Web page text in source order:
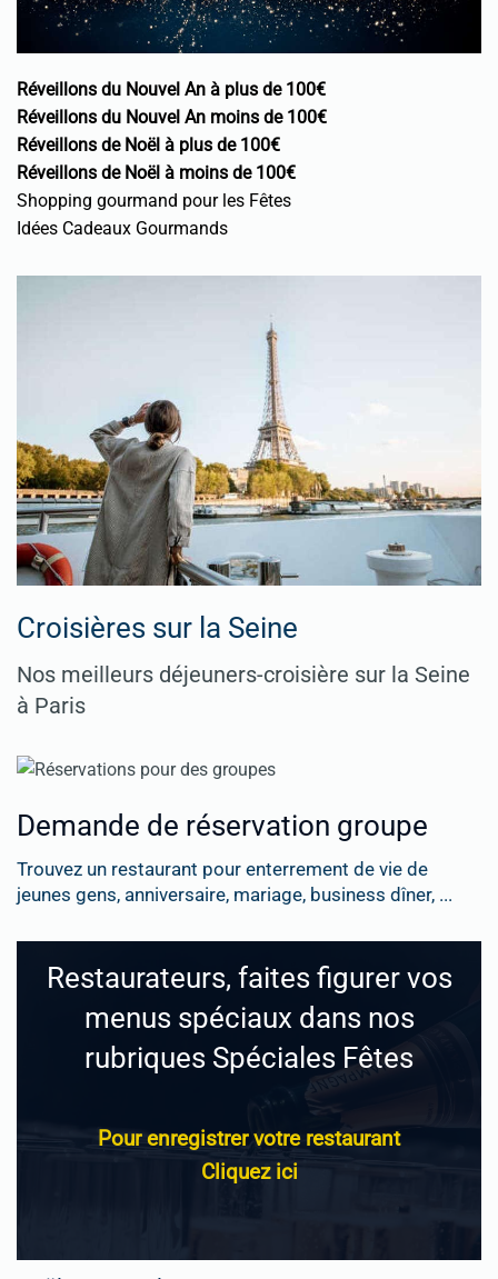
Réveillons du Nouvel An à plus de 100€
Réveillons du Nouvel An moins de 100€
Réveillons de Noël à plus de 100€
Réveillons de Noël à moins de 100€
Shopping gourmand pour les Fêtes
Idées Cadeaux Gourmands
Croisières sur la Seine
Nos meilleurs déjeuners-croisière sur la Seine
à Paris
Demande de réservation groupe
Trouvez un restaurant pour enterrement de vie de
jeunes gens, anniversaire, mariage, business dîner, ...
Restaurateurs, faites figurer vos
menus spéciaux dans nos
rubriques Spéciales Fêtes
Pour enregistrer votre restaurant
Cliquez ici